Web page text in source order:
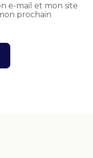
e-mail et mon site
prochain